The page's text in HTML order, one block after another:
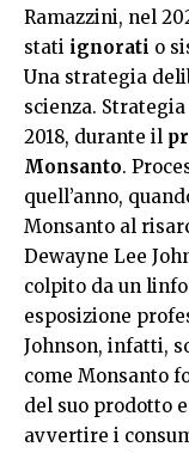
Ramazzini, nel
stati ignorati o
Una strategia
scienza.
2018, durante il
Monsanto.
quell’anno,
Monsanto al
Dewayne Lee
colpito da un
esposizione
Johnson, infatti,
come Monsanto
del suo prodotto
avvertire i